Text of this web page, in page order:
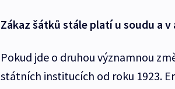
Zákaz šátků stále platí u soudu a v
Pokud jde o druhou významnou
státních institucích od roku 1923.